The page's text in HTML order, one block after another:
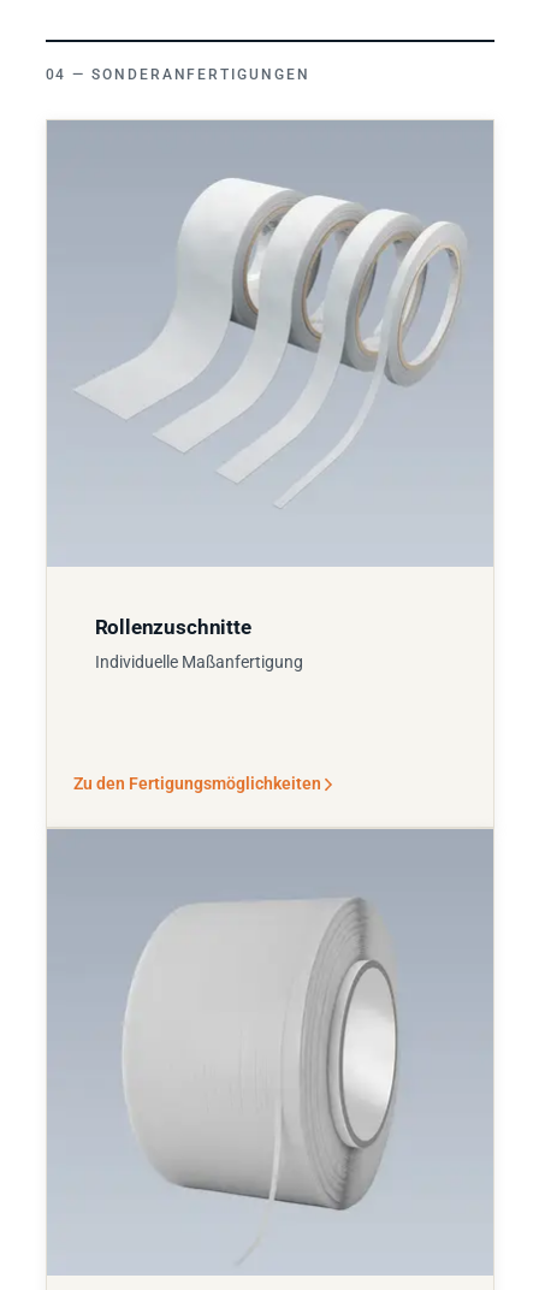
SONDERANFERTIGUNGEN
Rollenzuschnitte
Individuelle Maßanfertigung
Zu den Fertigungsmöglichkeiten